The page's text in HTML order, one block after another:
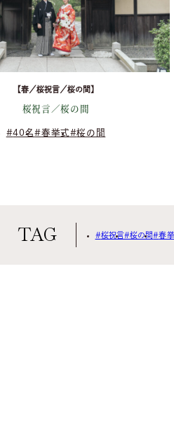
【春／桜祝言／桜の間】
桜祝言／桜の間
40名 春挙式 桜の間
TAG 桜祝言 桜の間 春